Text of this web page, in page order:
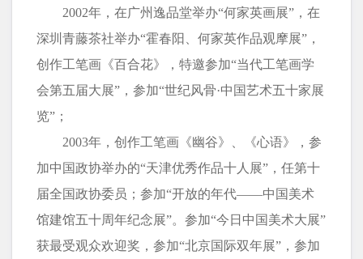
2002年，在广州逸品堂举办“何家英画展”，在
深圳青藤茶社举办“霍春阳、何家英作品观摩展”，
创作工笔画《百合花》，特邀参加“当代工笔画学
会第五届大展”，参加“世纪风骨·中国艺术五十家展
览”；
2003年，创作工笔画《幽谷》、《心语》，参
加中国政协举办的“天津优秀作品十人展”，任第十
届全国政协委员；参加“开放的年代——中国美术
馆建馆五十周年纪念展”。参加“今日中国美术大展”
获最受观众欢迎奖，参加“北京国际双年展”，参加